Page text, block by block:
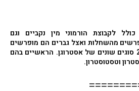
לקבוצת הורמוני מין נקביים וגם
מהשחלות ואצל גברים הם מופרשים
באשכים. בגוף האדם כ-25 סוגים שונים של אסטרוגן. הראשיים בהם
וטסטוסטרון.